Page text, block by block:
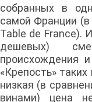
собранных в
самой Франции
Table de France).
дешевых)
происхождения
«Крепость»
низкая (в
винами) цена